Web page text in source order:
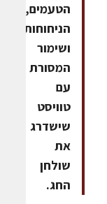
הטעמים,
הניחוחות
ושימור
המסורת
עם
טוויסט
שישדרג
את
שולחן
החג.